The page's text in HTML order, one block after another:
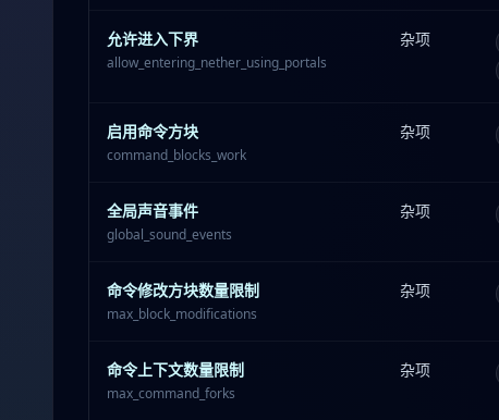
允许进入下界
allow_entering_nether_using_portals
杂项
启用命令方块
command_blocks_work
杂项
全局声音事件
global_sound_events
杂项
命令修改方块数量限制
max_block_modifications
杂项
命令上下文数量限制
max_command_forks
杂项